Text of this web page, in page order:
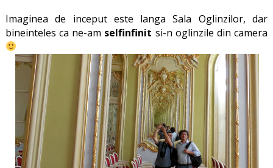
Imaginea de inceput este langa Sala Oglinzilor, dar
bineinteles ca ne-am selfinfinit si-n oglinzile din camera